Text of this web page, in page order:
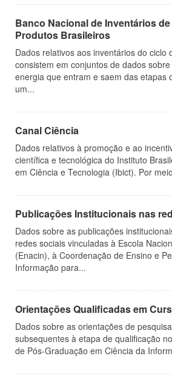
Banco Nacional de Inventários
Produtos Brasileiros
Dados relativos aos inventários do ciclo
consistem em conjuntos de dados
energia que entram e saem das etapas
um...
Canal Ciência
Dados relativos à promoção e ao
científica e tecnológica do Instituto
em Ciência e Tecnologia (Ibict). Por
Publicações Institucionais nas
Dados sobre as publicações
redes sociais vinculadas à Escola
(Enacin), à Coordenação de Ensino e
Informação para...
Orientações Qualificadas em
Dados sobre as orientações de
subsequentes à etapa de qualificação
de Pós-Graduação em Ciência da